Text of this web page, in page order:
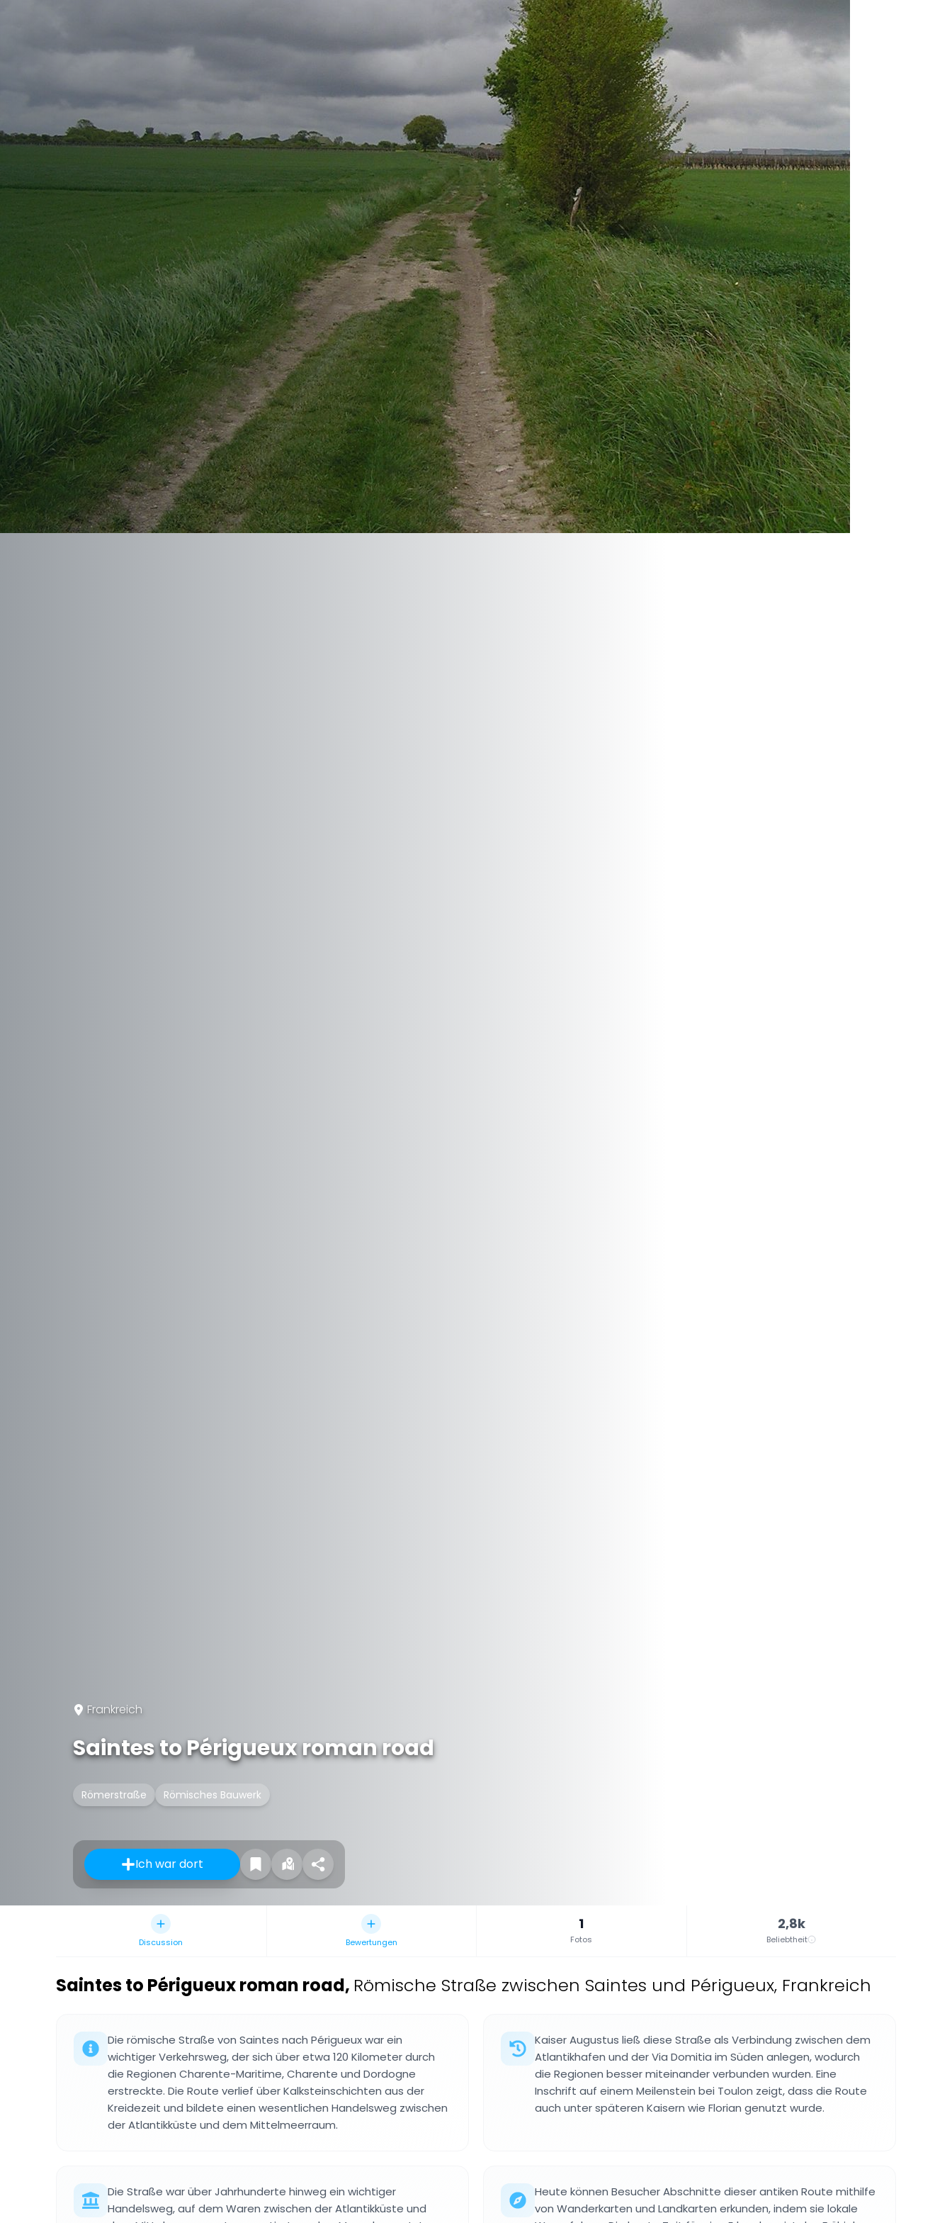
Frankreich
Saintes to Périgueux roman road
Römerstraße Römisches Bauwerk
Ich war dort
Discussion Bewertungen
1
Fotos
2,8k
Beliebtheit
Saintes to Périgueux roman road, Römische Straße zwischen Saintes und Périgueux, Frankreich
Die römische Straße von Saintes nach Périgueux war ein
wichtiger Verkehrsweg, der sich über etwa 120 Kilometer durch
die Regionen Charente-Maritime, Charente und Dordogne
erstreckte. Die Route verlief über Kalksteinschichten aus der
Kreidezeit und bildete einen wesentlichen Handelsweg zwischen
der Atlantikküste und dem Mittelmeerraum.
Kaiser Augustus ließ diese Straße als Verbindung zwischen dem
Atlantikhafen und der Via Domitia im Süden anlegen, wodurch
die Regionen besser miteinander verbunden wurden. Eine
Inschrift auf einem Meilenstein bei Toulon zeigt, dass die Route
auch unter späteren Kaisern wie Florian genutzt wurde.
Die Straße war über Jahrhunderte hinweg ein wichtiger
Handelsweg, auf dem Waren zwischen der Atlantikküste und
Heute können Besucher Abschnitte dieser antiken Route mithilfe
von Wanderkarten und Landkarten erkunden, indem sie lokale